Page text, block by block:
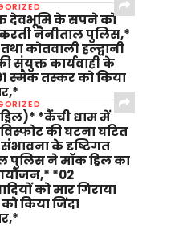
देवभूमि के सपने को
नैनीताल पुलिस,*
कोतवाली हल्द्वानी
संयुक्त कार्यवाही के
स्मैक तस्कर को किया
*कैंची धाम में
की घटना घटित
संभावना के दृष्टिगत
पुलिस ने मॉक ड्रिल का
*02
को मार गिराया
किया जिंदा